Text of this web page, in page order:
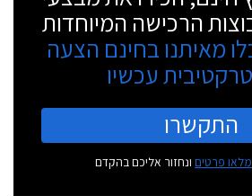
הרכישה המיוחדות
מאיתנו בחינם הצעה
עכשיו
התקשרו
מלאו פרטים ונחזור אליכם בהקדם